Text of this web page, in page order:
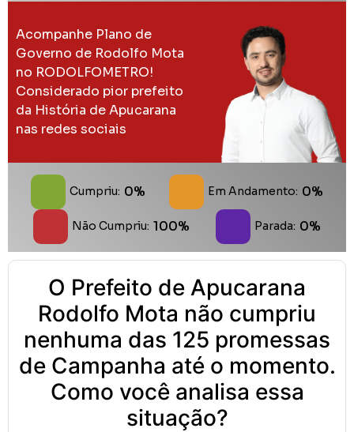
Acompanhe Plano de
Governo de Rodolfo Mota
no RODOLFOMETRO!
Considerado pior prefeito
da História de Apucarana
nas redes sociais
Cumpriu: 0% Em Andamento: 0%
Não Cumpriu: 100% Parada: 0%
O Prefeito de Apucarana
Rodolfo Mota não cumpriu
nenhuma das 125 promessas
de Campanha até o momento.
Como você analisa essa
situação?